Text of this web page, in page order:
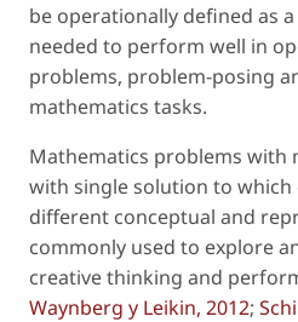
be operationally defined as
needed to perform well in
problems, problem-posing
mathematics tasks.
Mathematics problems with
with single solution to which
different conceptual and
commonly used to explore
creative thinking and
Waynberg y Leikin, 2012;